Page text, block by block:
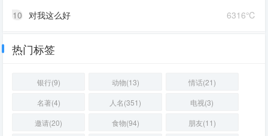
6316℃
10 对我这么好
热门标签
银行(9) 动物(13)
情话(21)
名著(4)
人名(351)
电视(3)
邀请(20)
食物(94)
朋友(11)